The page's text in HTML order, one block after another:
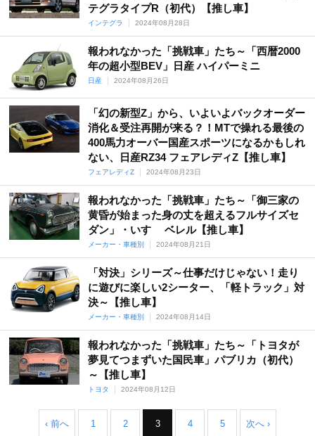
テグラタイプR（初代）【推し車】
インテグラ 2024年08月28日
報われなかった「挑戦車」たち～「西暦2000
年の超小型BEV」日産 ハイパーミニ
日産 2024年08月26日
「幻の新型Z」から、いよいよバックオーダー
消化＆受注再開が来る？！MTで操れる最後の
400馬力オーバー国産スポーツになるかもしれ
ない、日産RZ34 フェアレディZ【推し車】
フェアレディZ 2024年08月23日
報われなかった「挑戦車」たち～「御三家の
黄昏が始まった身の丈を超えるフルサイズセ
ダン」・いすゞ ベレル【推し車】
メーカー・車種別 2024年08月21日
「対決」シリーズ～仕事だけじゃない！走り
に遊びに楽しい2シーター、「軽トラック」対
決～【推し車】
メーカー・車種別 2024年08月14日
報われなかった「挑戦車」たち～「トヨタが
夢見てつまずいた国民車」パブリカ（初代）
～【推し車】
トヨタ 2024年08月12日
‹ 前へ 1 2 3 4 5 次へ ›